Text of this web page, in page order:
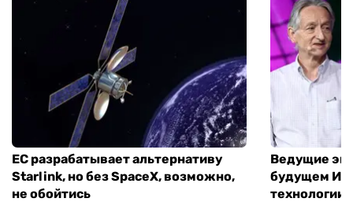
ЕС разрабатывает альтернативу
Starlink, но без SpaceX, возможно,
не обойтись
Ведущие
будущем
технологии